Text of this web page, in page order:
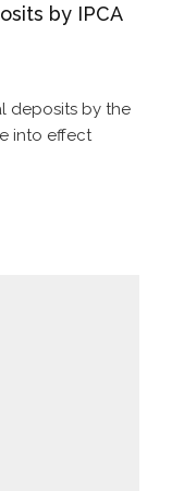
by IPCA
deposits by the
into effect